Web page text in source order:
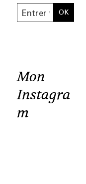
Mon
Instagra
m